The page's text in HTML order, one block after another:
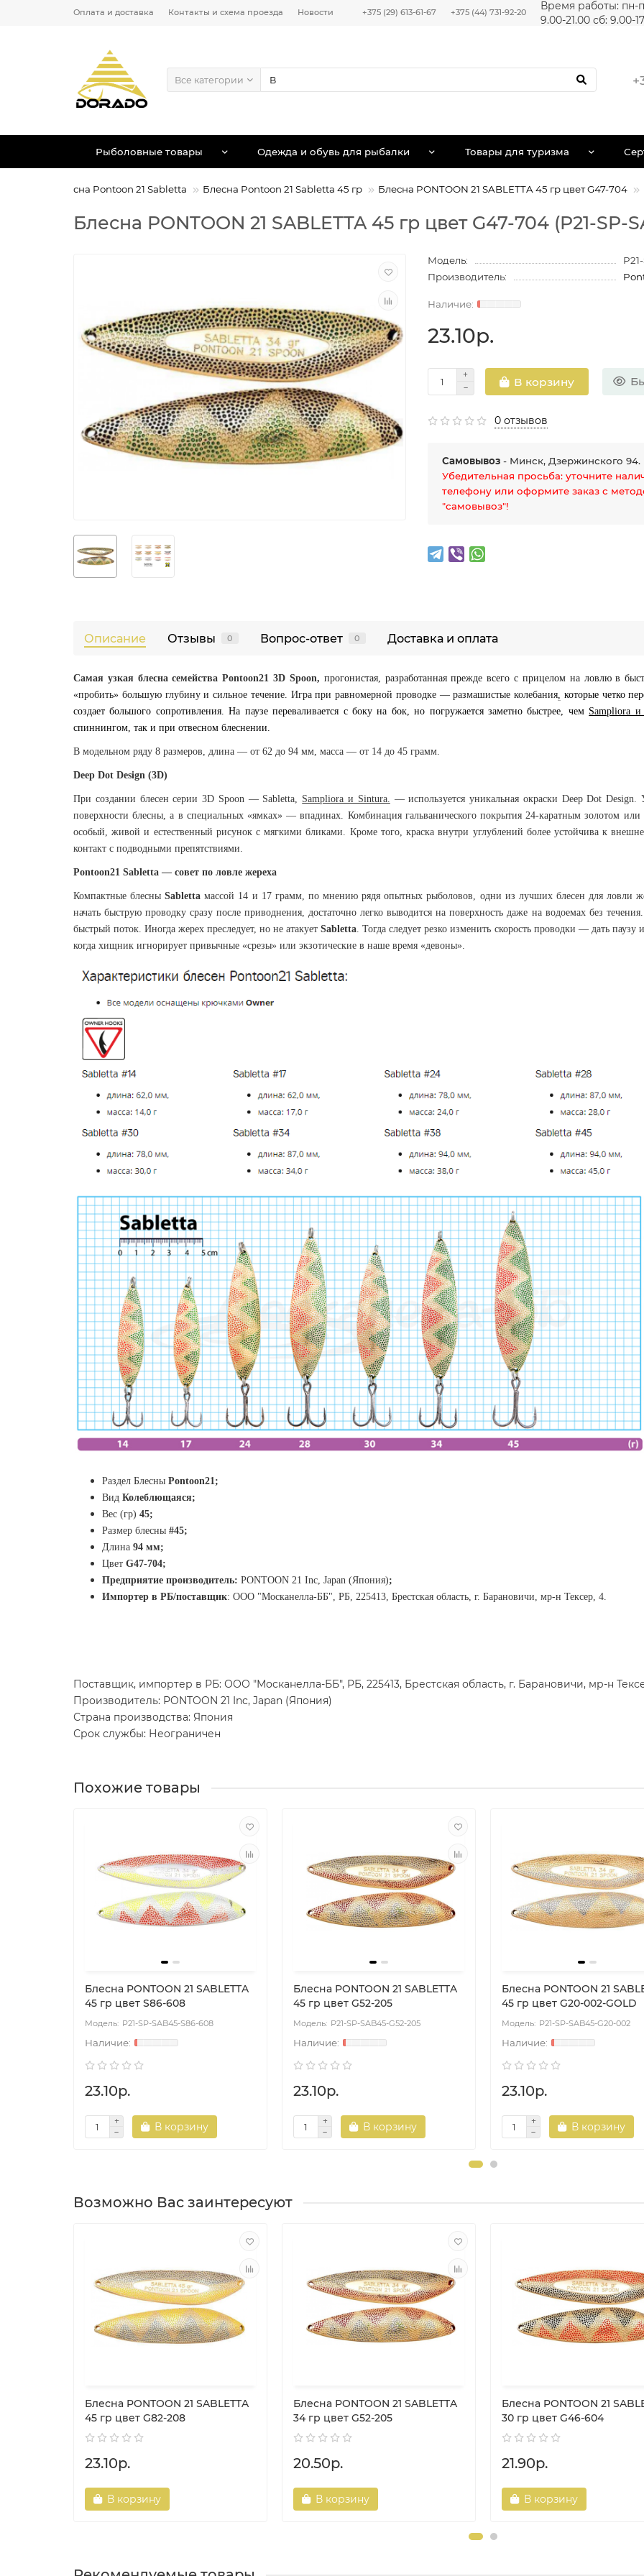
Оплата и доставка Контакты и схема проезда Новости +375 (29) 613-61-67 +375 (44) 731-92-20
Время работы: пн-
9.00-21.00 сб: 9.00-
Все категории
Рыболовные товары Одежда и обувь для рыбалки Товары для туризма
Блесна Pontoon 21 Sabletta Блесна Pontoon 21 Sabletta 45 гр Блесна PONTOON 21 SABLETTA 45 гр цвет G47-704
Блесна PONTOON 21 SABLETTA 45 гр цвет G47-704 (P21-SP-
Модель:
Производитель:
23.10р.
В корзину
0 отзывов
Самовывоз - Минск, Дзержинского 94.
Убедительная просьба: уточните
телефону или оформите заказ с
"самовывоз"!
Описание Отзывы 0 Вопрос-ответ 0 Доставка и оплата
Самая узкая блесна семейства Pontoon21 3D Spoon, прогонистая, разработанная прежде всего с прицелом на ловлю в
«пробить» большую глубину и сильное течение. Игра при равномерной проводке — размашистые колебания, которые четко
создает большого сопротивления. На паузе переваливается с боку на бок, но погружается заметно быстрее, чем Sampliora и
спиннингом, так и при отвесном блеснении.
В модельном ряду 8 размеров, длина — от 62 до 94 мм, масса — от 14 до 45 грамм.
Deep Dot Design (3D)
При создании блесен серии 3D Spoon — Sabletta, Sampliora и Sintura. — используется уникальная окраски Deep Dot
поверхности блесны, а в специальных «ямках» — впадинах. Комбинация гальванического покрытия 24-каратным золотом или
особый, живой и естественный рисунок с мягкими бликами. Кроме того, краска внутри углублений более устойчива к
контакт с подводными препятствиями.
Pontoon21 Sabletta — совет по ловле жереха
Компактные блесны Sabletta массой 14 и 17 грамм, по мнению рядя опытных рыболовов, одни из лучших блесен для ловли
начать быструю проводку сразу после приводнения, достаточно легко выводится на поверхность даже на водоемах без
быстрый поток. Иногда жерех преследует, но не атакует Sabletta. Тогда следует резко изменить скорость проводки — дать
когда хищник игнорирует привычные «срезы» или экзотические в наше время «девоны».
Раздел Блесны Pontoon21;
Вид Колеблющаяся;
Вес (гр) 45;
Размер блесны #45;
Длина 94 мм;
Цвет G47-704;
Предприятие производитель: PONTOON 21 Inc, Japan (Япония);
Импортер в РБ/поставщик: ООО "Москанелла-ББ", РБ, 225413, Брестская область, г. Барановичи, мр-н Тексер, 4.
Поставщик, импортер в РБ: ООО "Москанелла-ББ", РБ, 225413, Брестская область, г. Барановичи, мр-н
Производитель: PONTOON 21 Inc, Japan (Япония)
Страна производства: Япония
Срок службы: Неограничен
Похожие товары
Блесна PONTOON 21 SABLETTA
45 гр цвет S86-608
P21-SP-SAB45-S86-608
23.10р.
В корзину
Блесна PONTOON 21 SABLETTA
45 гр цвет G52-205
P21-SP-SAB45-G52-205
23.10р.
В корзину
Блесна PONTOON 21
45 гр цвет G20-002-GOLD
P21-SP-SAB45-G20-002
23.10р.
В корзину
Возможно Вас заинтересуют
Блесна PONTOON 21 SABLETTA
45 гр цвет G82-208
23.10р.
В корзину
Блесна PONTOON 21 SABLETTA
34 гр цвет G52-205
20.50р.
В корзину
Блесна PONTOON 21
30 гр цвет G46-604
21.90р.
В корзину